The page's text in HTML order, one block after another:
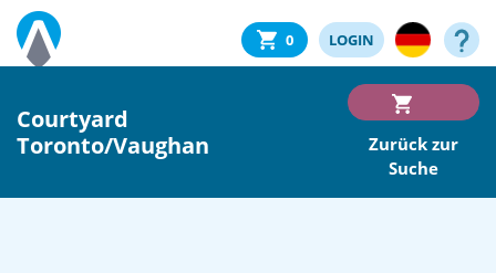
0 LOGIN
Courtyard
Toronto/Vaughan
Zurück zur
Suche